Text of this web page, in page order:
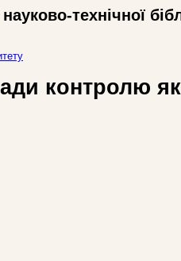
технічної
контролю